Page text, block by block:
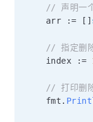
// 声明一
	arr
:= [ ]
// 指定删
	index
:=
// 打印删
	fmt
.